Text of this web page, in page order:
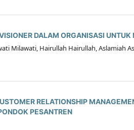
DALAM ORGANISASI
Milawati, Hairullah Hairullah, Aslamiah
RELATIONSHIP
PESANTREN